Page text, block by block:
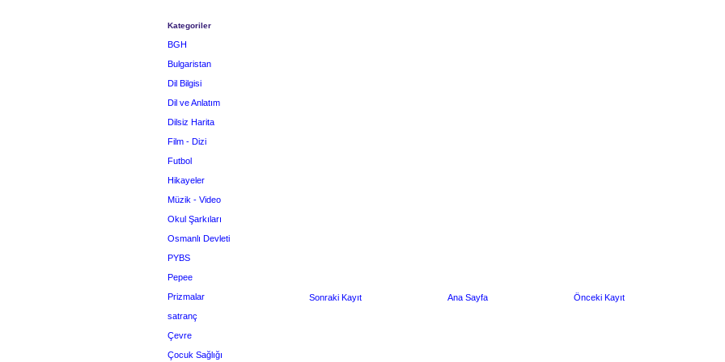
Sonraki Kayıt Önceki Kayıt
Ana Sayfa
Kategoriler
BGH
Bulgaristan
Dil Bilgisi
Dil ve Anlatım
Dilsiz Harita
Film - Dizi
Futbol
Hikayeler
Müzik - Video
Okul Şarkıları
Osmanlı Devleti
PYBS
Pepee
Prizmalar
satranç
Çevre
Çocuk Sağlığı